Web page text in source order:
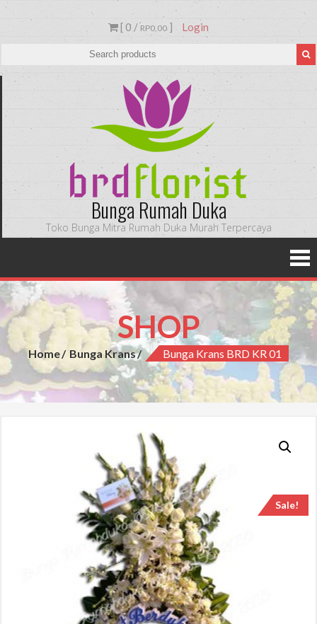
[ 0 /RP0,00] Login
Bunga Rumah Duka
Toko Bunga Mitra Rumah Duka Murah Terpercaya
SHOP
Home Bunga Krans Bunga Krans BRD KR 01
Sale!